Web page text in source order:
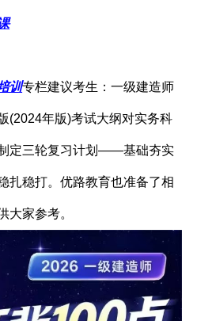
训专栏建议考生：一级建造师
(2024年版)考试大纲对实务科
定三轮复习计划——基础夯实
扎稳打。优路教育也准备了相
大家参考。